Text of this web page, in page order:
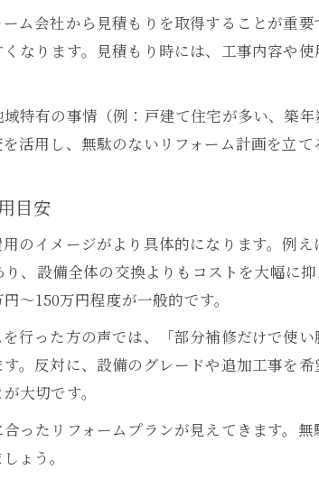
浴室リフォーム費用を抑える設備
部分リフォームで浴室リフォー
浴室リフォーム費用削減に役立つ
長持ちする浴室リフォーム費用の
長期的視点で考える浴室リフォ
浴室リフォーム費用をかけるべき
家族のニーズに合う浴室リフォー
後悔しない浴室リフォーム費用配
入浴不可期間を短縮するリフォームの
浴室リフォーム費用と工期の関係
工期短縮で浴室リフォーム費用を
ム会社から見積もりを取得することが重
なります。見積もり時には、工事内容や
特有の事情（例：戸建て住宅が多い、築
活用し、無駄のないリフォーム計画を立
目安
のイメージがより具体的になります。例
、設備全体の交換よりもコストを大幅に
〜150万円程度が一般的です。
行った方の声では、「部分補修だけで使
。反対に、設備のグレードや追加工事を
大切です。
ったリフォームプランが見えてきます。
ょう。